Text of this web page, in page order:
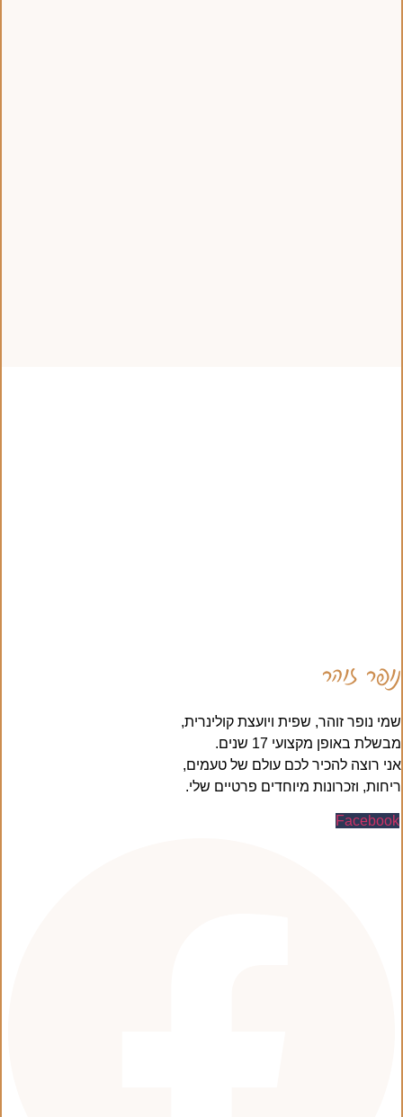
נופר זוהר
שמי נופר זוהר, שפית ויועצת קולינרית,
מבשלת באופן מקצועי 17 שנים.
אני רוצה להכיר לכם עולם של טעמים,
ריחות, וזכרונות מיוחדים פרטיים שלי.
Facebook